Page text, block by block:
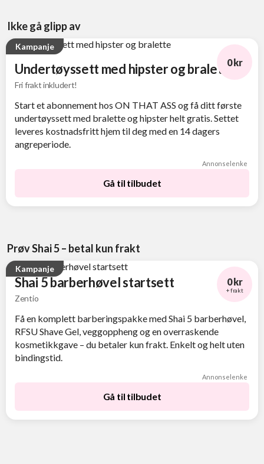
Ikke gå glipp av
Kampanje
Undertøyssett med hipster og bralette
Fri frakt inkludert!
0 kr
Start et abonnement hos ON THAT ASS og få ditt første
undertøyssett med bralette og hipster helt gratis. Settet
leveres kostnadsfritt hjem til deg med en 14 dagers
angreperiode.
Annonselenke
Gå til tilbudet
Prøv Shai 5 – betal kun frakt
Kampanje
Shai 5 barberhøvel startsett
Zentio
0 kr
+ frakt
Få en komplett barberingspakke med Shai 5 barberhøvel,
RFSU Shave Gel, veggoppheng og en overraskende
kosmetikkgave – du betaler kun frakt. Enkelt og helt uten
bindingstid.
Annonselenke
Gå til tilbudet